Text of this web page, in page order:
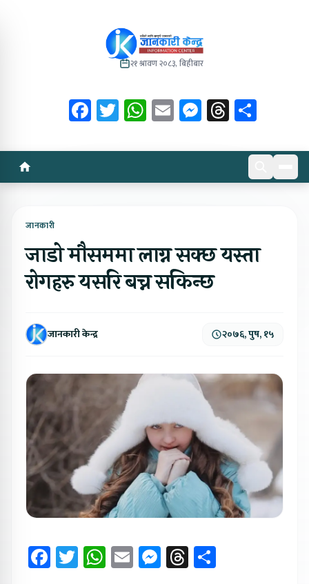
२१ श्रावण २०८३, बिहीबार
Facebook
Twitter
WhatsApp
EmailMessenger
Threads
जानकारी
जाडो मौसममा लाग्न सक्छ यस्ता
रोगहरु यसरि बच्न सकिन्छ
जानकारी केन्द्र २०७६, पुष, १५
Facebook
Twitter
WhatsApp
EmailMessenger
Threads